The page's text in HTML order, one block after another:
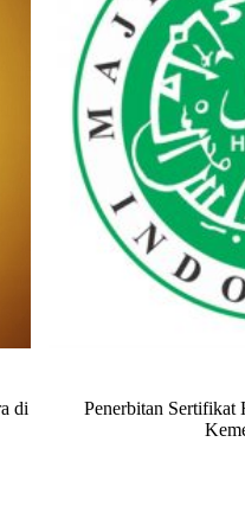
di
Penerbitan Sertifikat